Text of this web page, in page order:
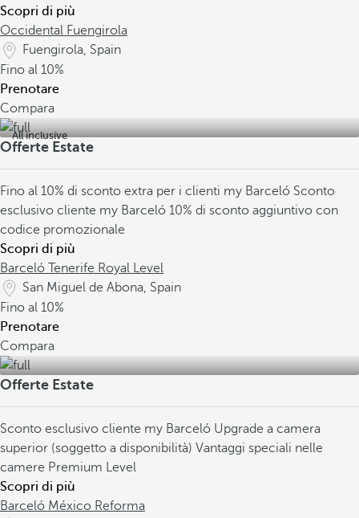
Scopri di più
Occidental Fuengirola
Fuengirola, Spain
Fino al 10%
Prenotare
Compara
All inclusive
Offerte Estate
Fino al 10% di sconto extra per i clienti my Barceló Sconto
esclusivo cliente my Barceló 10% di sconto aggiuntivo con
codice promozionale
Scopri di più
Barceló Tenerife Royal Level
San Miguel de Abona, Spain
Fino al 10%
Prenotare
Compara
Offerte Estate
Sconto esclusivo cliente my Barceló Upgrade a camera
superior (soggetto a disponibilità) Vantaggi speciali nelle
camere Premium Level
Scopri di più
Barceló México Reforma